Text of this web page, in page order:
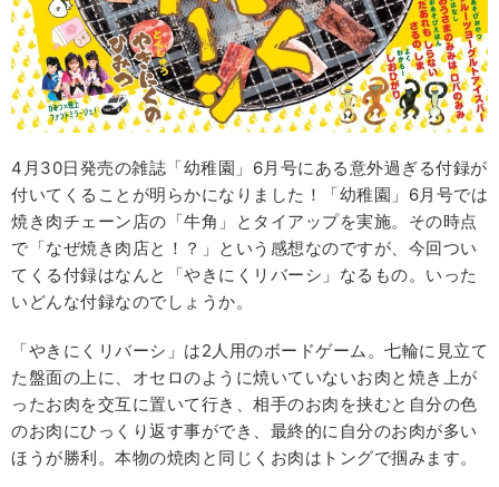
4月30日発売の雑誌「幼稚園」6月号にある意外過ぎる付録が
付いてくることが明らかになりました！「幼稚園」6月号では
焼き肉チェーン店の「牛角」とタイアップを実施。その時点
で「なぜ焼き肉店と！？」という感想なのですが、今回つい
てくる付録はなんと「やきにくリバーシ」なるもの。いった
いどんな付録なのでしょうか。
「やきにくリバーシ」は2人用のボードゲーム。七輪に見立て
た盤面の上に、オセロのように焼いていないお肉と焼き上が
ったお肉を交互に置いて行き、相手のお肉を挟むと自分の色
のお肉にひっくり返す事ができ、最終的に自分のお肉が多い
ほうが勝利。本物の焼肉と同じくお肉はトングで掴みます。